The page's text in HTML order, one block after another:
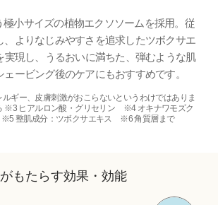
極小サイズの植物エクソソームを採用。従
、よりなじみやすさを追求したツボクサエ
実現し、うるおいに満ちた、弾むような肌
ービング後のケアにもおすすめです。
ギー、皮膚刺激がおこらないというわけではありま
※3 ヒアルロン酸・グリセリン ※4 オキナワモズク
整肌成分：ツボクサエキス ※6 角質層まで
もたらす効果・効能